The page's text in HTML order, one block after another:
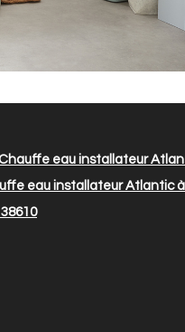
eau installateur
eau installateur Atlantic